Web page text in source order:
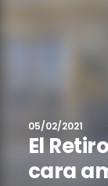
05/02/2021
El
cara